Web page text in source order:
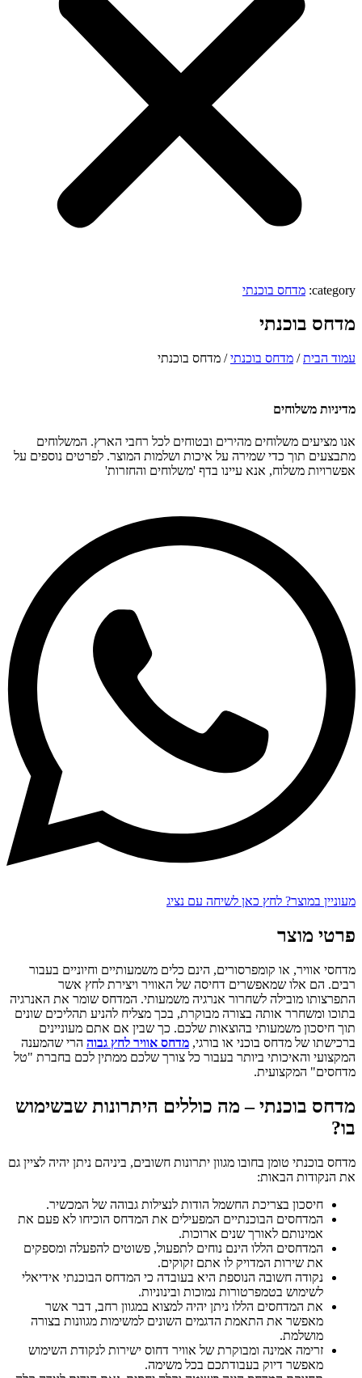
category: מדחס בוכנתי
מדחס בוכנתי
עמוד הבית/ מדחס בוכנתי/ מדחס בוכנתי
מדיניות משלוחים
אנו מציעים משלוחים מהירים ובטוחים לכל רחבי הארץ. המשלוחים
מתבצעים תוך כדי שמירה על איכות ושלמות המוצר. לפרטים נוספים על
אפשרויות משלוח, אנא עיינו בדף 'משלוחים והחזרות'
מעוניין במוצר? לחץ כאן לשיחה עם נציג
פרטי מוצר
מדחסי אוויר, או קומפרסורים, הינם כלים משמעותיים וחיוניים בעבור
רבים. הם אלו שמאפשרים דחיסה של האוויר ויצירת לחץ אשר
התפרצותו מובילה לשחרור אנרגיה משמעותי. המדחס שומר את האנרגיה
בתוכו ומשחרר אותה בצורה מבוקרת, בכך מצליח להניע תהליכים שונים
תוך חיסכון משמעותי בהוצאות שלכם. כך שבין אם אתם מעוניינים
ברכישתו של מדחס בוכני או בורגי, מדחס אוויר לחץ גבוה הרי שהמענה
המקצועי והאיכותי ביותר בעבור כל צורך שלכם ממתין לכם בחברת "טל
מדחסים" המקצועית.
מדחס בוכנתי – מה כוללים היתרונות שבשימוש
בו?
מדחס בוכנתי טומן בחובו מגוון יתרונות חשובים, ביניהם ניתן יהיה לציין גם
את הנקודות הבאות:
חיסכון בצריכת החשמל הודות לנצילות גבוהה של המכשיר.
המדחסים הבוכנתיים המפעילים את המדחס הוכיחו לא פעם את
אמינותם לאורך שנים ארוכות.
המדחסים הללו הינם נוחים לתפעול, פשוטים להפעלה ומספקים
את שירות המדויק לו אתם זקוקים.
נקודה חשובה הנוספת היא בעובדה כי המדחס הבוכנתי אידיאלי
לשימוש בטמפרטורות נמוכות ובינוניות.
את המדחסים הללו ניתן יהיה למצוא במגוון רחב, דבר אשר
מאפשר את התאמת הדגמים השונים למשימות מגוונות בצורה
מושלמת.
זרימה אמינה ומבוקרת של אוויר דחוס ישירות לנקודת השימוש
מאפשר דיוק בעבודתכם בכל משימה.